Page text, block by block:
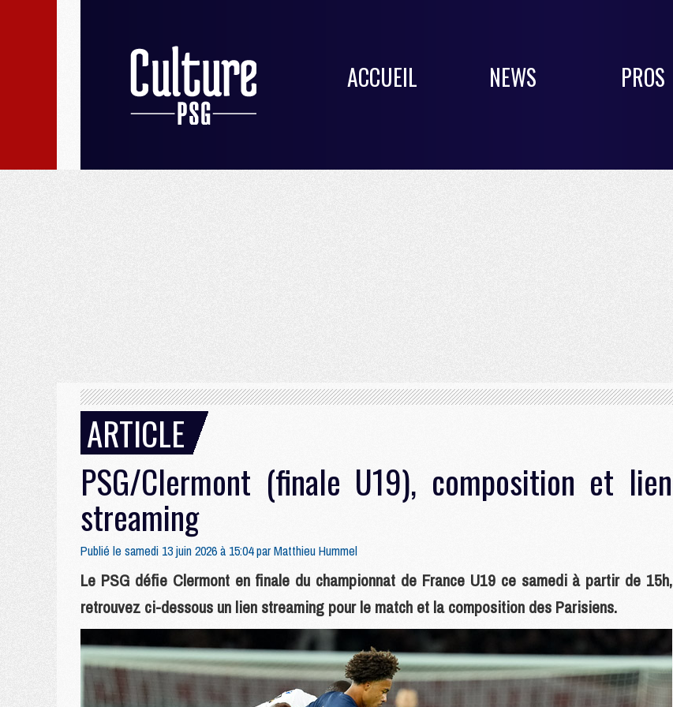
ACCUEIL NEWS PROS
ARTICLE
PSG/Clermont (finale U19), composition et lien
streaming
Publié le samedi 13 juin 2026 à 15:04 parMatthieu Hummel
Le PSG défie Clermont en finale du championnat de France U19 ce samedi à partir de 15h,
retrouvez ci-dessous un lien streaming pour le match et la composition des Parisiens.